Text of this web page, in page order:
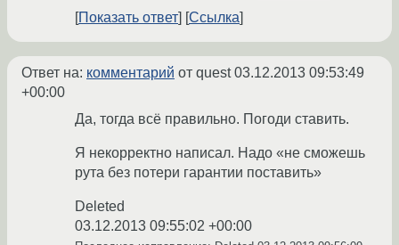
Показать ответ Ссылка
Ответ на: комментарий от quest03.12.2013 09:53:49
+00:00
Да, тогда всё правильно. Погоди ставить.
Я некорректно написал. Надо «не сможешь
рута без потери гарантии поставить»
Deleted
03.12.2013 09:55:02 +00:00